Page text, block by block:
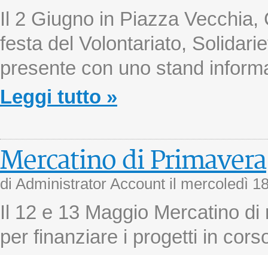
Il 2 Giugno in Piazza Vecchia,
festa del Volontariato,
presente con uno stand
Leggi tutto »
Mercatino di Primavera
di Administrator Account il mercoledì
Il 12 e 13 Maggio Mercatino di
per finanziare i progetti in